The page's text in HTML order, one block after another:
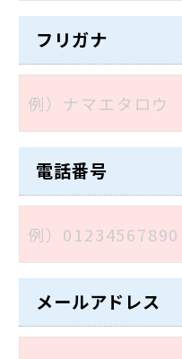
フリガナ
電話番号
メールアドレス